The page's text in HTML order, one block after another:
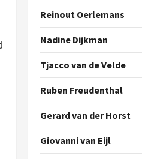
Reinout Oerlemans
Nadine Dijkman
Tjacco van de Velde
Ruben Freudenthal
Gerard van der Horst
Giovanni van Eijl